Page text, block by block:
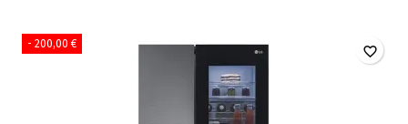
- 200,00 € favorite_border